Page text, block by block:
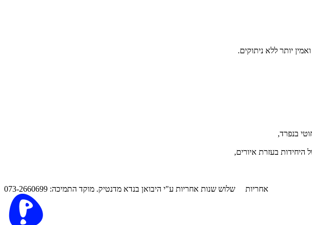
אחריות שלוש שנות אחריות ע"י היבואן בנדא מדנטיק. מוקד התמיכה: 073-2660699